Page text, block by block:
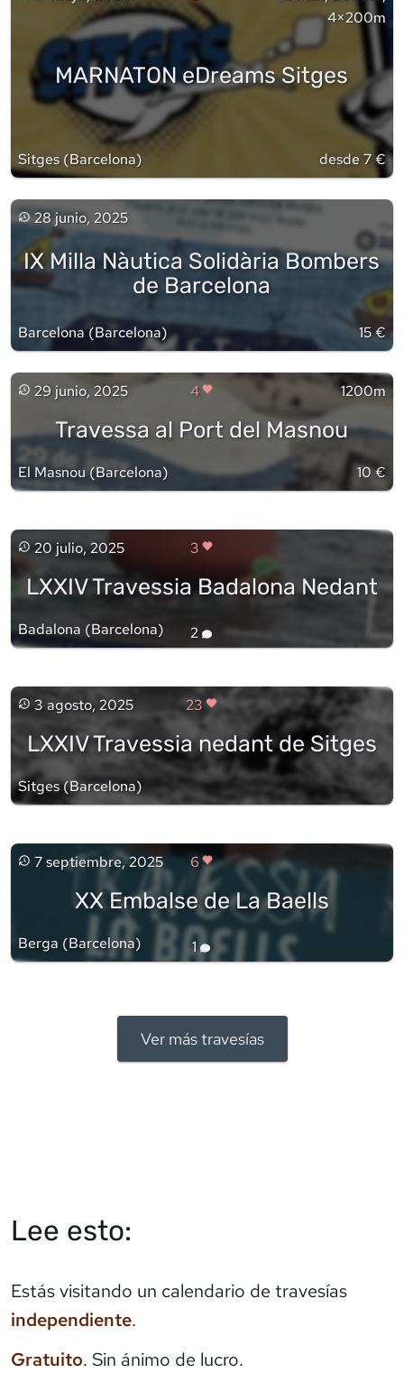
4×200m
MARNATON eDreams Sitges
Sitges(Barcelona) desde 7 €
28 junio, 2025
IX Milla Nàutica Solidària Bombers
de Barcelona
Barcelona(Barcelona) 15 €
29 junio, 2025 4 1200m
Travessa al Port del Masnou
El Masnou(Barcelona) 10 €
20 julio, 2025 3
LXXIV Travessia Badalona Nedant
Badalona (Barcelona) 2
3 agosto, 2025 23
LXXIV Travessia nedant de Sitges
Sitges(Barcelona)
7 septiembre, 2025 6
XX Embalse de La Baells
Berga (Barcelona) 1
Ver más travesías
Lee esto:
Estás visitando un calendario de travesías
independiente.
Gratuito. Sin ánimo de lucro.